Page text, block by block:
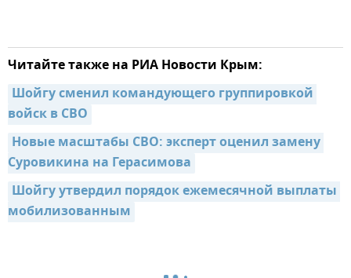
Читайте также на РИА Новости Крым:
Шойгу сменил командующего группировкой
войск в СВО
Новые масштабы СВО: эксперт оценил замену
Суровикина на Герасимова
Шойгу утвердил порядок ежемесячной выплаты
мобилизованным